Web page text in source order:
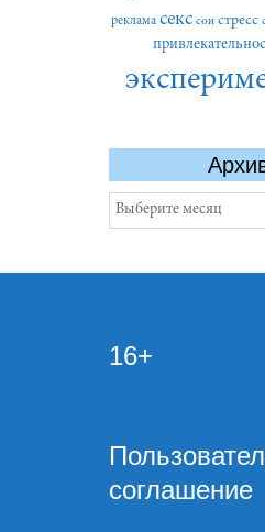
реклама секс сон стресс
Архивы
16+
соглашение